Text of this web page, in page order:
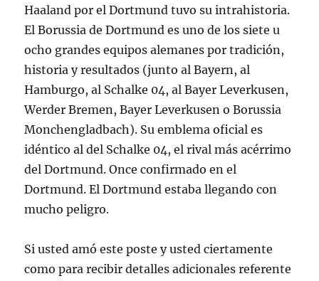
Haaland por el Dortmund tuvo su intrahistoria.
El Borussia de Dortmund es uno de los siete u
ocho grandes equipos alemanes por tradición,
historia y resultados (junto al Bayern, al
Hamburgo, al Schalke 04, al Bayer Leverkusen,
Werder Bremen, Bayer Leverkusen o Borussia
Monchengladbach). Su emblema oficial es
idéntico al del Schalke 04, el rival más acérrimo
del Dortmund. Once confirmado en el
Dortmund. El Dortmund estaba llegando con
mucho peligro.
Si usted amó este poste y usted ciertamente
como para recibir detalles adicionales referente